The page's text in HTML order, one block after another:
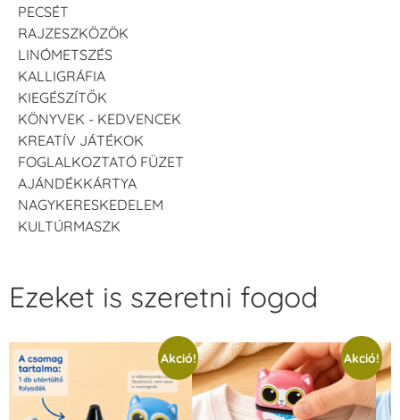
PECSÉT
RAJZESZKÖZÖK
LINÓMETSZÉS
KALLIGRÁFIA
KIEGÉSZÍTŐK
KÖNYVEK - KEDVENCEK
KREATÍV JÁTÉKOK
FOGLALKOZTATÓ FÜZET
AJÁNDÉKKÁRTYA
NAGYKERESKEDELEM
KULTÚRMASZK
Ezeket is szeretni fogod
Akció! Akció!